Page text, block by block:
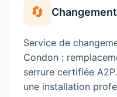
🔄
Service de
Condon :
serrure certifiée
une installation